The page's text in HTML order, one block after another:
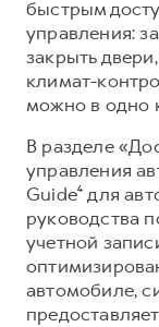
Коллекция
Коллекция
Коллекция
Коллекция
Коллекция
Коллекция
быстрым
управления:
закрыть
климат-
можно в одно
В разделе
управления
Guide⁴ для
руководства
учетной
автомобиле,